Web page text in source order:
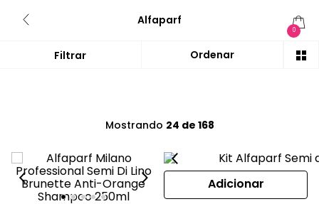
Alfaparf
0
Mostrando 24 de 168
Adicionar